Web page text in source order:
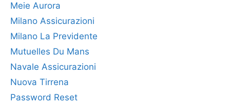
Meie Aurora
Milano Assicurazioni
Milano La Previdente
Mutuelles Du Mans
Navale Assicurazioni
Nuova Tirrena
Password Reset